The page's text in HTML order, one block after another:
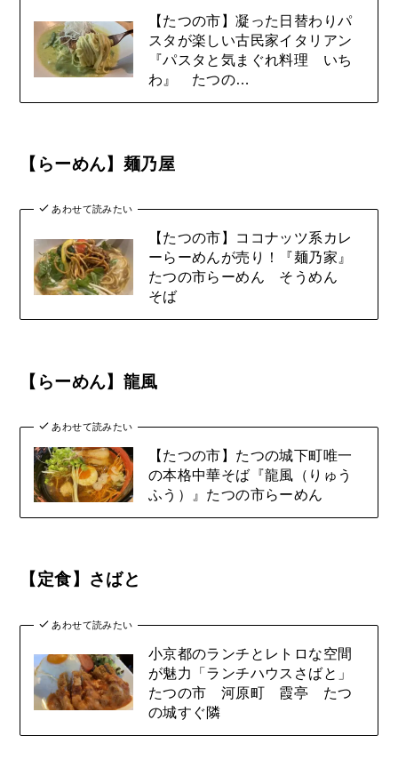
【たつの市】凝った日替わりパ
スタが楽しい古民家イタリアン
『パスタと気まぐれ料理 いち
わ』 たつの…
【らーめん】麺乃屋
あわせて読みたい
【たつの市】ココナッツ系カレ
ーらーめんが売り！『麺乃家』
たつの市らーめん そうめん
そば
【らーめん】龍風
あわせて読みたい
【たつの市】たつの城下町唯一
の本格中華そば『龍風（りゅう
ふう）』たつの市らーめん
【定食】さばと
あわせて読みたい
小京都のランチとレトロな空間
が魅力「ランチハウスさばと」
たつの市 河原町 霞亭 たつ
の城すぐ隣